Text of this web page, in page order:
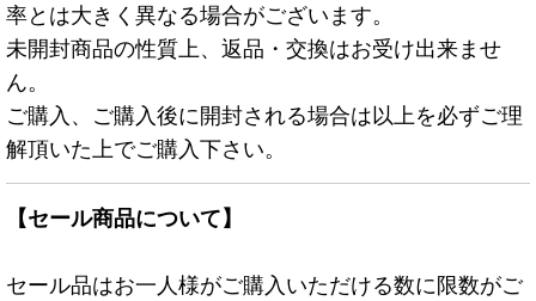
率とは大きく異なる場合がございます。
未開封商品の性質上、返品・交換はお受け出来ませ
ん。
ご購入、ご購入後に開封される場合は以上を必ずご理
解頂いた上でご購入下さい。
【セール商品について】
セール品はお一人様がご購入いただける数に限数がご